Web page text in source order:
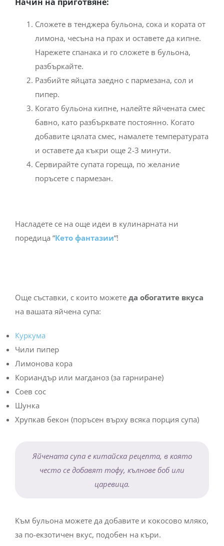
Сложете в тенджера бульона, сока и кората от
лимона, чесъна на прах и оставете да кипне.
Нарежете спанака и го сложете в бульона,
разбъркайте.
Разбийте яйцата заедно с пармезана, сол и
пипер.
Когато бульона кипне, налейте яйчената смес
бавно, като разбърквате постоянно. Когато
добавите цялата смес, намалете температурата
и оставете да къкри още 2-3 минути.
Сервирайте супата гореща, по желание
поръсете с пармезан.
Насладете се на още идеи в кулинарната ни
поредица “Кето фантазии“!
Още съставки, с които можете да обогатите вкуса
на вашата яйчена супа:
Куркума
Чили пипер
Лимонова кора
Кориандър или магданоз (за гарниране)
Соев сос
Шунка
Хрупкав бекон (поръсен върху всяка порция супа)
Яйчената супа е китайска рецепта, в която
често се добавят тофу, кълнове боб или
царевица.
Към бульона можете да добавите и кокосово мляко,
за по-екзотичен вкус, подобен на къри.